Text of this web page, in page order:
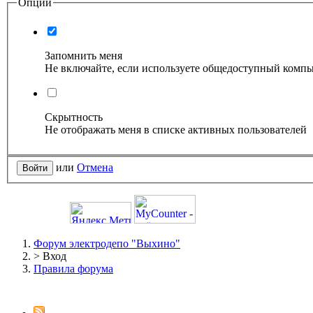
Опции
Запомнить меня
Не включайте, если используете общедоступный
Скрытность
Не отображать меня в списке активных пользователей
или Отмена
Форум электродепо "Выхино"
> Вход
Правила форума